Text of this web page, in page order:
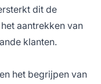
dit de
aantrekken van
klanten.
het begrijpen van